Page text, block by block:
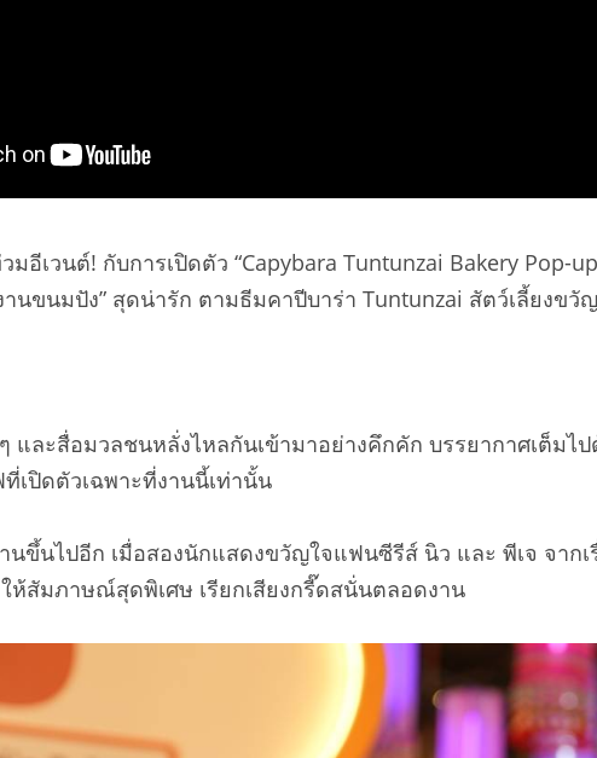
อีเวนต์! กับการเปิดตัว “Capybara Tuntunzai Bakery Pop-
านขนมปัง” สุดน่ารัก ตามธีมคาปีบาร่า Tuntunzai สัตว์เลี้ยงข
และสื่อมวลชนหลั่งไหลกันเข้ามาอย่างคึกคัก บรรยากาศเต็ม
เปิดตัวเฉพาะที่งานนี้เท่านั้น
นขึ้นไปอีก เมื่อสองนักแสดงขวัญใจแฟนซีรีส์ นิว และ พีเจ จาก
ห้สัมภาษณ์สุดพิเศษ เรียกเสียงกรี๊ดสนั่นตลอดงาน